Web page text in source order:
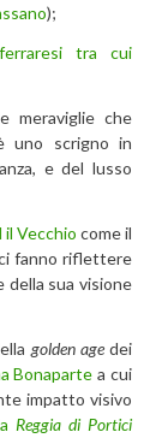
);
tra cui
meraviglie che
scrigno in
e del lusso
Vecchio come il
fanno riflettere
della sua visione
golden agedei
Bonaparte a cui
impatto visivo
Reggia di Portici